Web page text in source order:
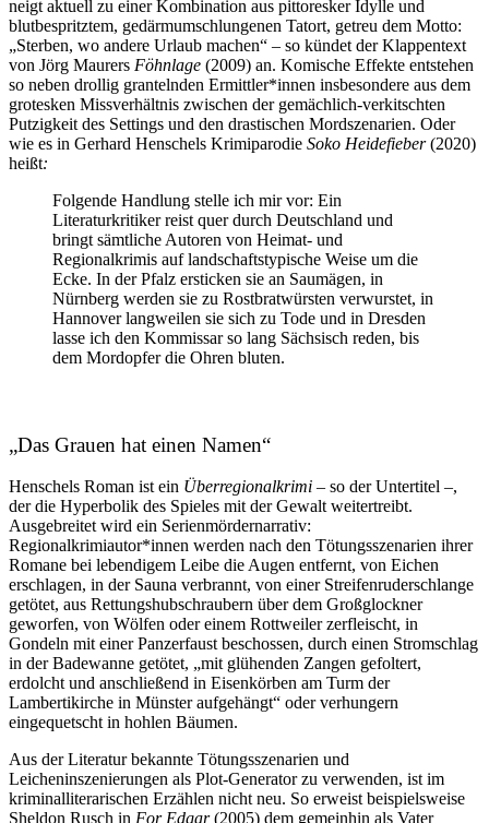
neigt aktuell zu einer Kombination aus pittoresker Idylle und
blutbespritztem, gedärmumschlungenen Tatort, getreu dem Motto:
„Sterben, wo andere Urlaub machen“ – so kündet der Klappentext
von Jörg Maurers Föhnlage (2009) an. Komische Effekte entstehen
so neben drollig grantelnden Ermittler*innen insbesondere aus dem
grotesken Missverhältnis zwischen der gemächlich-verkitschten
Putzigkeit des Settings und den drastischen Mordszenarien. Oder
wie es in Gerhard Henschels Krimiparodie Soko Heidefieber(2020)
heißt:
Folgende Handlung stelle ich mir vor: Ein
Literaturkritiker reist quer durch Deutschland und
bringt sämtliche Autoren von Heimat- und
Regionalkrimis auf landschaftstypische Weise um die
Ecke. In der Pfalz ersticken sie an Saumägen, in
Nürnberg werden sie zu Rostbratwürsten verwurstet, in
Hannover langweilen sie sich zu Tode und in Dresden
lasse ich den Kommissar so lang Sächsisch reden, bis
dem Mordopfer die Ohren bluten.
„Das Grauen hat einen Namen“
Henschels Roman ist ein Überregionalkrimi – so der Untertitel –,
der die Hyperbolik des Spieles mit der Gewalt weitertreibt.
Ausgebreitet wird ein Serienmördernarrativ:
Regionalkrimiautor*innen werden nach den Tötungsszenarien ihrer
Romane bei lebendigem Leibe die Augen entfernt, von Eichen
erschlagen, in der Sauna verbrannt, von einer Streifenruderschlange
getötet, aus Rettungshubschraubern über dem Großglockner
geworfen, von Wölfen oder einem Rottweiler zerfleischt, in
Gondeln mit einer Panzerfaust beschossen, durch einen Stromschlag
in der Badewanne getötet, „mit glühenden Zangen gefoltert,
erdolcht und anschließend in Eisenkörben am Turm der
Lambertikirche in Münster aufgehängt“ oder verhungern
eingequetscht in hohlen Bäumen.
Aus der Literatur bekannte Tötungsszenarien und
Leicheninszenierungen als Plot-Generator zu verwenden, ist im
kriminalliterarischen Erzählen nicht neu. So erweist beispielsweise
Sheldon Rusch in For Edgar(2005) dem gemeinhin als Vater